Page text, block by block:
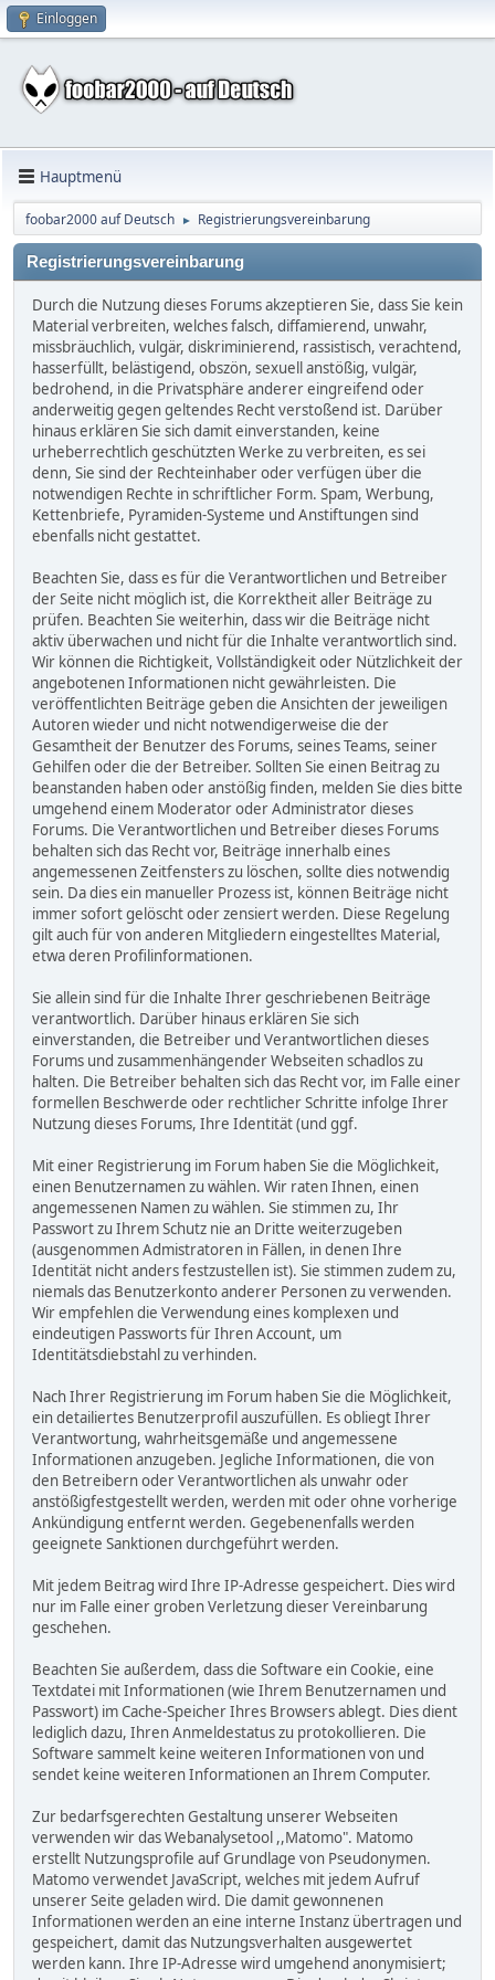
Einloggen
Hauptmenü
foobar2000 auf Deutsch ► Registrierungsvereinbarung
Registrierungsvereinbarung
Durch die Nutzung dieses Forums akzeptieren Sie, dass Sie kein
Material verbreiten, welches falsch, diffamierend, unwahr,
missbräuchlich, vulgär, diskriminierend, rassistisch, verachtend,
hasserfüllt, belästigend, obszön, sexuell anstößig, vulgär,
bedrohend, in die Privatsphäre anderer eingreifend oder
anderweitig gegen geltendes Recht verstoßend ist. Darüber
hinaus erklären Sie sich damit einverstanden, keine
urheberrechtlich geschützten Werke zu verbreiten, es sei
denn, Sie sind der Rechteinhaber oder verfügen über die
notwendigen Rechte in schriftlicher Form. Spam, Werbung,
Kettenbriefe, Pyramiden-Systeme und Anstiftungen sind
ebenfalls nicht gestattet.
Beachten Sie, dass es für die Verantwortlichen und Betreiber
der Seite nicht möglich ist, die Korrektheit aller Beiträge zu
prüfen. Beachten Sie weiterhin, dass wir die Beiträge nicht
aktiv überwachen und nicht für die Inhalte verantwortlich sind.
Wir können die Richtigkeit, Vollständigkeit oder Nützlichkeit der
angebotenen Informationen nicht gewährleisten. Die
veröffentlichten Beiträge geben die Ansichten der jeweiligen
Autoren wieder und nicht notwendigerweise die der
Gesamtheit der Benutzer des Forums, seines Teams, seiner
Gehilfen oder die der Betreiber. Sollten Sie einen Beitrag zu
beanstanden haben oder anstößig finden, melden Sie dies bitte
umgehend einem Moderator oder Administrator dieses
Forums. Die Verantwortlichen und Betreiber dieses Forums
behalten sich das Recht vor, Beiträge innerhalb eines
angemessenen Zeitfensters zu löschen, sollte dies notwendig
sein. Da dies ein manueller Prozess ist, können Beiträge nicht
immer sofort gelöscht oder zensiert werden. Diese Regelung
gilt auch für von anderen Mitgliedern eingestelltes Material,
etwa deren Profilinformationen.
Sie allein sind für die Inhalte Ihrer geschriebenen Beiträge
verantwortlich. Darüber hinaus erklären Sie sich
einverstanden, die Betreiber und Verantwortlichen dieses
Forums und zusammenhängender Webseiten schadlos zu
halten. Die Betreiber behalten sich das Recht vor, im Falle einer
formellen Beschwerde oder rechtlicher Schritte infolge Ihrer
Nutzung dieses Forums, Ihre Identität (und ggf.
Mit einer Registrierung im Forum haben Sie die Möglichkeit,
einen Benutzernamen zu wählen. Wir raten Ihnen, einen
angemessenen Namen zu wählen. Sie stimmen zu, Ihr
Passwort zu Ihrem Schutz nie an Dritte weiterzugeben
(ausgenommen Admistratoren in Fällen, in denen Ihre
Identität nicht anders festzustellen ist). Sie stimmen zudem zu,
niemals das Benutzerkonto anderer Personen zu verwenden.
Wir empfehlen die Verwendung eines komplexen und
eindeutigen Passworts für Ihren Account, um
Identitätsdiebstahl zu verhinden.
Nach Ihrer Registrierung im Forum haben Sie die Möglichkeit,
ein detailiertes Benutzerprofil auszufüllen. Es obliegt Ihrer
Verantwortung, wahrheitsgemäße und angemessene
Informationen anzugeben. Jegliche Informationen, die von
den Betreibern oder Verantwortlichen als unwahr oder
anstößigfestgestellt werden, werden mit oder ohne vorherige
Ankündigung entfernt werden. Gegebenenfalls werden
geeignete Sanktionen durchgeführt werden.
Mit jedem Beitrag wird Ihre IP-Adresse gespeichert. Dies wird
nur im Falle einer groben Verletzung dieser Vereinbarung
geschehen.
Beachten Sie außerdem, dass die Software ein Cookie, eine
Textdatei mit Informationen (wie Ihrem Benutzernamen und
Passwort) im Cache-Speicher Ihres Browsers ablegt. Dies dient
lediglich dazu, Ihren Anmeldestatus zu protokollieren. Die
Software sammelt keine weiteren Informationen von und
sendet keine weiteren Informationen an Ihrem Computer.
Zur bedarfsgerechten Gestaltung unserer Webseiten
verwenden wir das Webanalysetool ,,Matomo". Matomo
erstellt Nutzungsprofile auf Grundlage von Pseudonymen.
Matomo verwendet JavaScript, welches mit jedem Aufruf
unserer Seite geladen wird. Die damit gewonnenen
Informationen werden an eine interne Instanz übertragen und
gespeichert, damit das Nutzungsverhalten ausgewertet
werden kann. Ihre IP-Adresse wird umgehend anonymisiert;